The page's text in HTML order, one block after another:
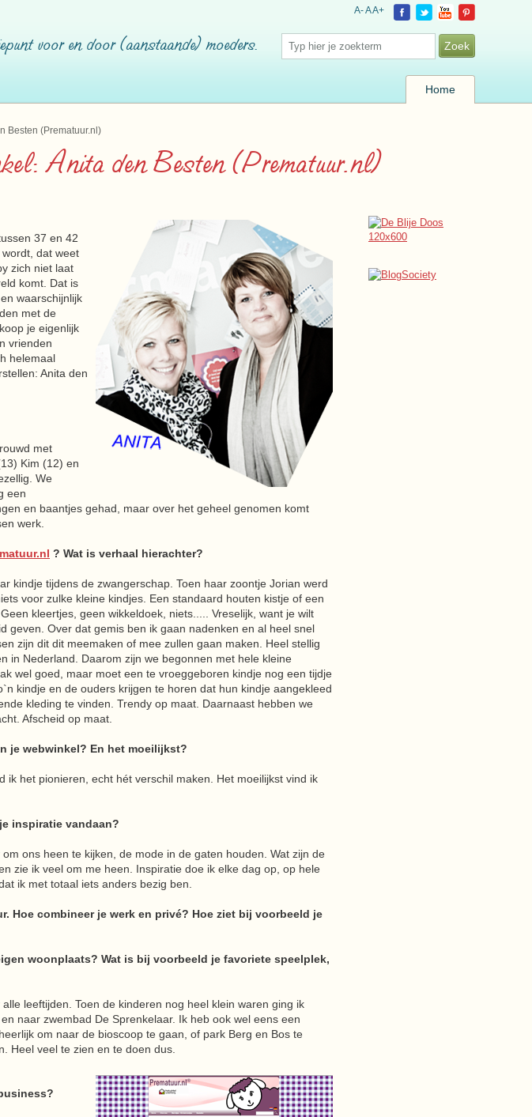
voor en door (aanstaande) moeders.
Home
A-AA+
Besten (Prematuur.nl)
Anita den Besten (Prematuur.nl)
37 en 42
dat weet
zich niet laat
komt. Dat is
waarschijnlijk
met de
je eigenlijk
vrienden
helemaal
Anita den
met
Kim (12) en
We
een
en baantjes gehad, maar over het geheel genomen komt
werk.
? Wat is verhaal hierachter?
kindje tijdens de zwangerschap. Toen haar zoontje Jorian werd
voor zulke kleine kindjes. Een standaard houten kistje of een
kleertjes, geen wikkeldoek, niets..... Vreselijk, want je wilt
geven. Over dat gemis ben ik gaan nadenken en al heel snel
zijn dit dit meemaken of mee zullen gaan maken. Heel stellig
in Nederland. Daarom zijn we begonnen met hele kleine
wel goed, maar moet een te vroeggeboren kindje nog een tijdje
kindje en de ouders krijgen te horen dat hun kindje aangekleed
kleding te vinden. Trendy op maat. Daarnaast hebben we
Afscheid op maat.
je webwinkel? En het moeilijkst?
ik het pionieren, echt hét verschil maken. Het moeilijkst vind ik
inspiratie vandaan?
ons heen te kijken, de mode in de gaten houden. Wat zijn de
zie ik veel om me heen. Inspiratie doe ik elke dag op, op hele
ik met totaal iets anders bezig ben.
Hoe combineer je werk en privé? Hoe ziet bij voorbeeld je
woonplaats? Wat is bij voorbeeld je favoriete speelplek,
leeftijden. Toen de kinderen nog heel klein waren ging ik
naar zwembad De Sprenkelaar. Ik heb ook wel eens een
om naar de bioscoop te gaan, of park Berg en Bos te
Heel veel te zien en te doen dus.